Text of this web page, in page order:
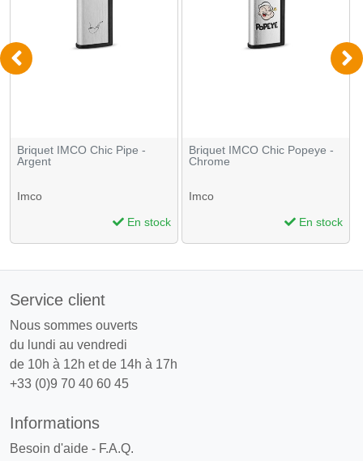
Briquet IMCO Chic Pipe -
Argent
Imco
En stock
Briquet IMCO Chic Popeye -
Chrome
Imco
En stock
Service client
Nous sommes ouverts
du lundi au vendredi
de 10h à 12h et de 14h à 17h
+33 (0)9 70 40 60 45
Informations
Besoin d'aide - F.A.Q.